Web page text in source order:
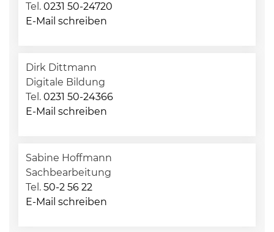
Tel. 0231 50-24720
E-Mail schreiben
Dirk Dittmann
Digitale Bildung
Tel. 0231 50-24366
E-Mail schreiben
Sabine Hoffmann
Sachbearbeitung
Tel. 50-2 56 22
E-Mail schreiben